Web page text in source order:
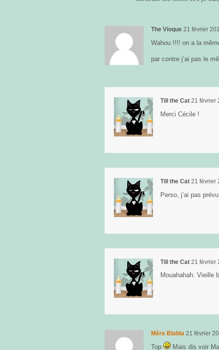
The Vioque 21 février
Wahou !!!! on a la
par contre j’ai pas le
Till the Cat 21 février
Merci Cécile !
Till the Cat 21 février
Perso, j’ai pas
Till the Cat 21 février
Mouahahah. Vieille
Mère Blabla 21 février
Top
Mais dis voir